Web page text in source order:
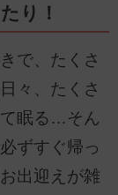
り！
で、たくさ
々、たくさ
て眠る…そん
ずすぐ帰っ
出迎えが雑